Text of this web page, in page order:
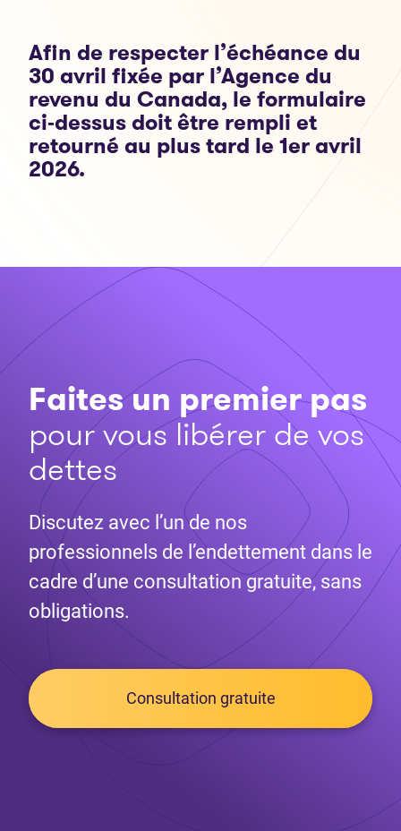
Afin de respecter l’échéance du
30 avril fixée par l’Agence du
revenu du Canada, le formulaire
ci‑dessus doit être rempli et
retourné au plus tard le 1er avril
2026.
Faites un premier pas
pour vous libérer de vos
dettes
Discutez avec l’un de nos
professionnels de l’endettement dans le
cadre d’une consultation gratuite, sans
obligations.
Consultation gratuite